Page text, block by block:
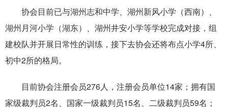
协会目前已与湖州志和中学、湖州新风小学（西南）、
湖州月河小学（湖东）、湖州井安小学等学校完成对接，组
建校队并开展日常性的训练，接下去协会还将布点小学4所、
初中2所的格局。
目前协会注册会员276人，注册会员单位14家；拥有国
家级裁判员2名、国家一级裁判员15名、二级裁判员59名；